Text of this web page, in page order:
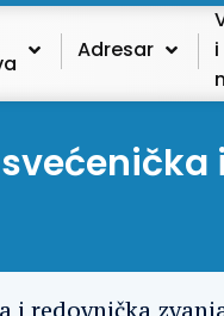
Adresar
i